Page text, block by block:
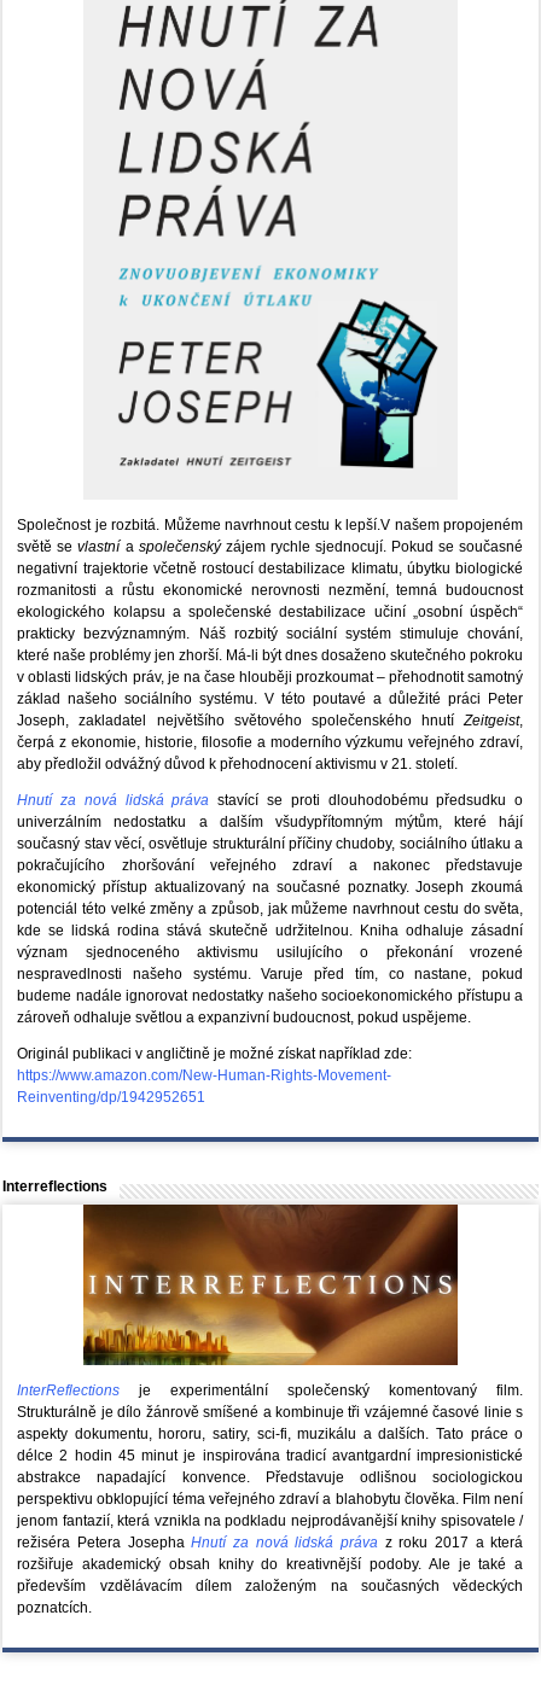
Společnost je rozbitá. Můžeme navrhnout cestu k lepší.V našem propojeném
světě sevlastní a společenskýzájem rychle sjednocují. Pokud se současné
negativní trajektorie včetně rostoucí destabilizace klimatu, úbytku biologické
rozmanitosti a růstu ekonomické nerovnosti nezmění, temná budoucnost
ekologického kolapsu a společenské destabilizace učiní „osobní úspěch“
prakticky bezvýznamným. Náš rozbitý sociální systém stimuluje chování,
které naše problémy jen zhorší. Má-li být dnes dosaženo skutečného pokroku
v oblasti lidských práv, je na čase hlouběji prozkoumat – přehodnotit samotný
základ našeho sociálního systému. V této poutavé a důležité práci Peter
Joseph, zakladatel největšího světového společenského hnutíZeitgeist,
čerpá z ekonomie, historie, filosofie a moderního výzkumu veřejného zdraví,
aby předložil odvážný důvod k přehodnocení aktivismu v 21. století.
Hnutí za nová lidská práva stavící se proti dlouhodobému předsudku o
univerzálním nedostatku a dalším všudypřítomným mýtům, které hájí
současný stav věcí, osvětluje strukturální příčiny chudoby, sociálního útlaku a
pokračujícího zhoršování veřejného zdraví a nakonec představuje
ekonomický přístup aktualizovaný na současné poznatky. Joseph zkoumá
potenciál této velké změny a způsob, jak můžeme navrhnout cestu do světa,
kde se lidská rodina stává skutečně udržitelnou. Kniha odhaluje zásadní
význam sjednoceného aktivismu usilujícího o překonání vrozené
nespravedlnosti našeho systému. Varuje před tím, co nastane, pokud
budeme nadále ignorovat nedostatky našeho socioekonomického přístupu a
zároveň odhaluje světlou a expanzivní budoucnost, pokud uspějeme.
Originál publikaci v angličtině je možné získat například zde:
https://www.amazon.com/New-Human-Rights-Movement-
Reinventing/dp/1942952651
Interreflections
InterReflections je experimentální společenský komentovaný film.
Strukturálně je dílo žánrově smíšené a kombinuje tři vzájemné časové linie s
aspekty dokumentu, hororu, satiry, sci-fi, muzikálu a dalších. Tato práce o
délce 2 hodin 45 minut je inspirována tradicí avantgardní impresionistické
abstrakce napadající konvence. Představuje odlišnou sociologickou
perspektivu obklopující téma veřejného zdraví a blahobytu člověka. Film není
jenom fantazií, která vznikla na podkladu nejprodávanější knihy spisovatele /
režiséra Petera JosephaHnutí za nová lidská právaz roku 2017 a která
rozšiřuje akademický obsah knihy do kreativnější podoby. Ale je také a
především vzdělávacím dílem založeným na současných vědeckých
poznatcích.